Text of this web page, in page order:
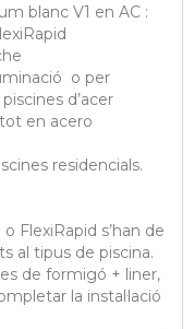
blanc V1 en AC :
o per
d’acer
en acero
residencials.
FlexiRapid s’han de
al tipus de piscina.
de formigó + liner,
la instal·lació